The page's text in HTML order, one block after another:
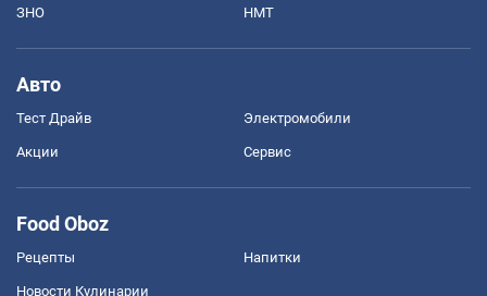
ЗНО НМТ
Авто
Тест Драйв Электромобили
Акции Сервис
Food Oboz
Рецепты Напитки
Новости Кулинарии